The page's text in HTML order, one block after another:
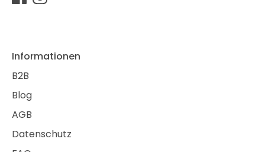
Informationen
B2B
Blog
AGB
Datenschutz